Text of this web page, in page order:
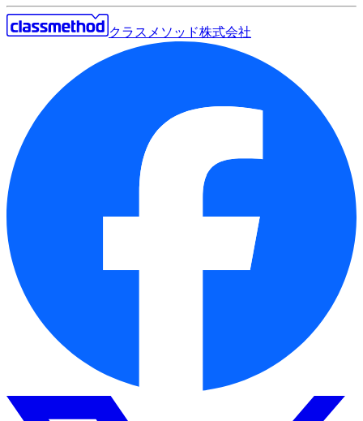
クラスメソッド株式会社